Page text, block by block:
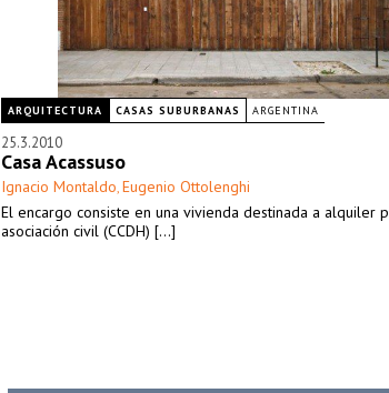
ARQUITECTURA CASAS SUBURBANAS ARGENTINA
25.3.2010
Casa Acassuso
Ignacio Montaldo, Eugenio Ottolenghi
El encargo consiste en una vivienda destinada a alquiler
asociación civil (CCDH) [...]